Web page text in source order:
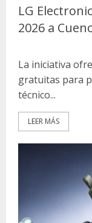
LG
2026 a
La iniciativa
gratuitas para
técnico...
LEER MÁS